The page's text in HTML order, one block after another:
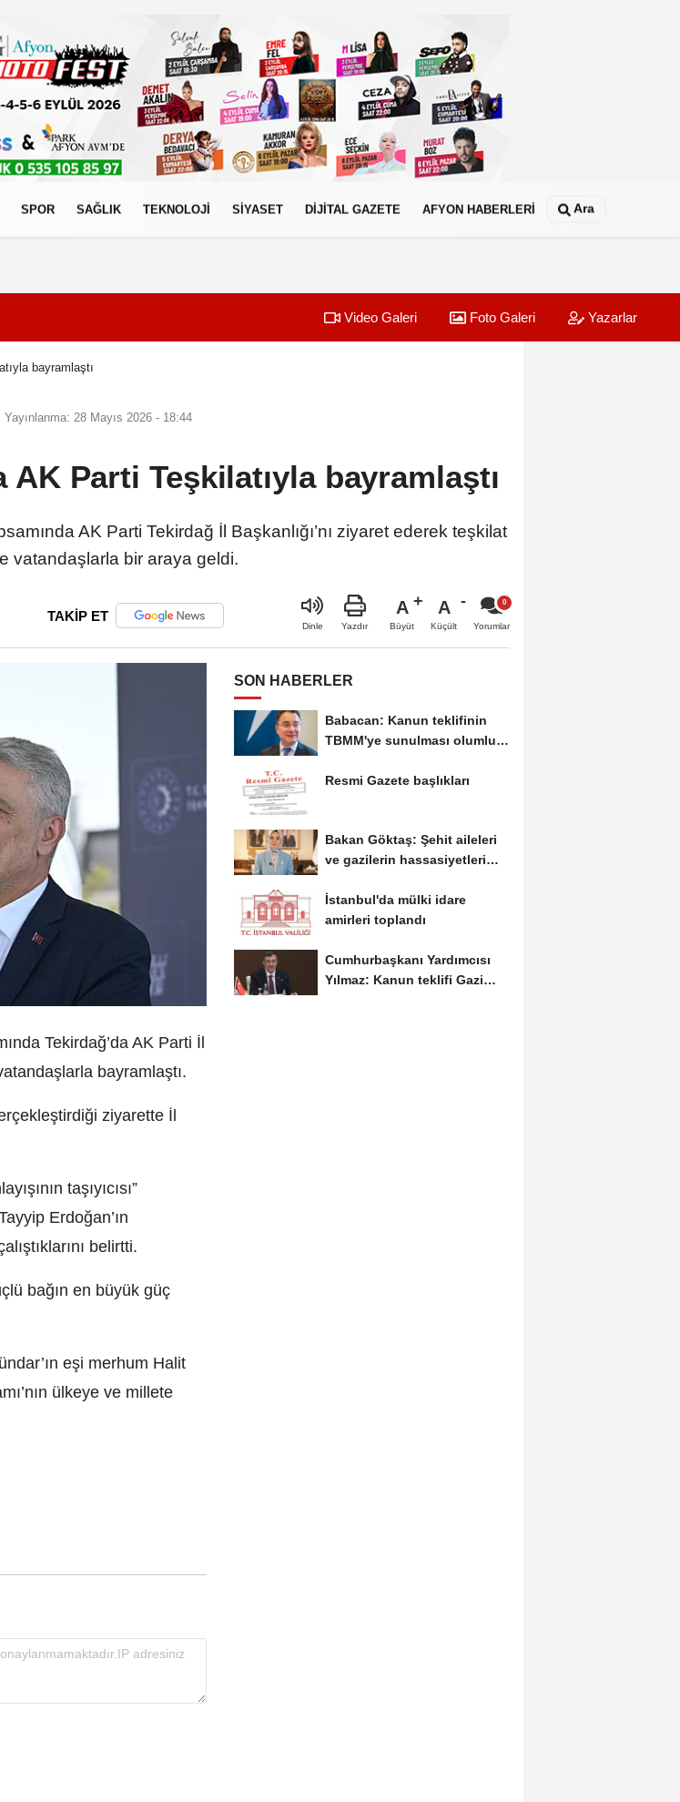
SPOR SAĞLIK TEKNOLOJİ SİYASET DİJİTAL GAZETE AFYON HABERLERİ Ara
Video Galeri Foto Galeri Yazarlar
bayramlaştı
Yayınlanma: 28 Mayıs 2026 - 18:44
Parti Teşkilatıyla bayramlaştı
AK Parti Tekirdağ İl Başkanlığı’nı ziyaret ederek teşkilat
vatandaşlarla bir araya geldi.
TAKİP ET
Dinle Yazdır
A
Büyüt
A
Küçült Yorumlar
Tekirdağ’da AK Parti İl
bayramlaştı.
ziyarette İl
taşıyıcısı”
Erdoğan’ın
belirtti.
bağın en büyük güç
eşi merhum Halit
ülkeye ve millete
SON HABERLER
Babacan: Kanun teklifinin
TBMM'ye sunulması olumlu
Resmi Gazete başlıkları
Bakan Göktaş: Şehit aileleri
ve gazilerin hassasiyetleri
İstanbul'da mülki idare
amirleri toplandı
Cumhurbaşkanı Yardımcısı
Yılmaz: Kanun teklifi Gazi